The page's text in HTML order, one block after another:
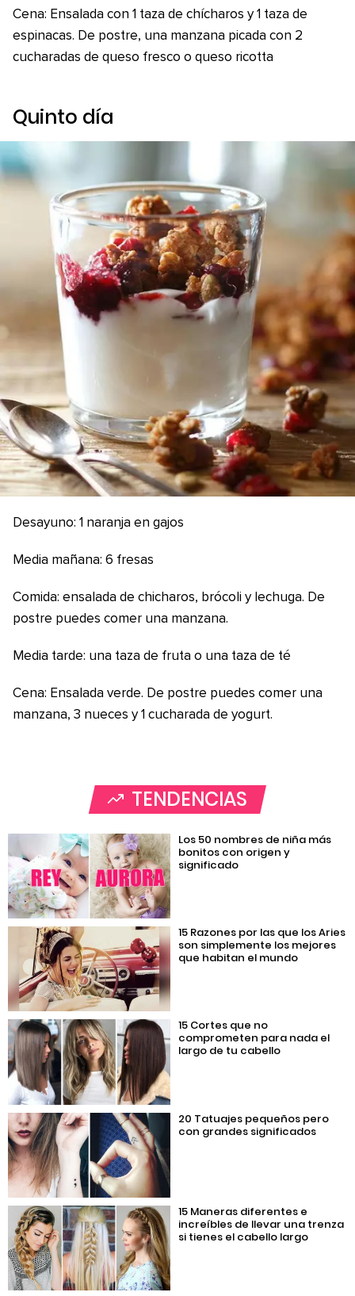
Cena: Ensalada con 1 taza de chícharos y 1 taza de
espinacas. De postre, una manzana picada con 2
cucharadas de queso fresco o queso ricotta
Quinto día
Desayuno: 1 naranja en gajos
Media mañana: 6 fresas
Comida: ensalada de chicharos, brócoli y lechuga. De
postre puedes comer una manzana.
Media tarde: una taza de fruta o una taza de té
Cena: Ensalada verde. De postre puedes comer una
manzana, 3 nueces y 1 cucharada de yogurt.
TENDENCIAS
Los 50 nombres de niña más
bonitos con origen y
significado
15 Razones por las que los Aries
son simplemente los mejores
que habitan el mundo
15 Cortes que no
comprometen para nada el
largo de tu cabello
20 Tatuajes pequeños pero
con grandes significados
15 Maneras diferentes e
increíbles de llevar una trenza
si tienes el cabello largo